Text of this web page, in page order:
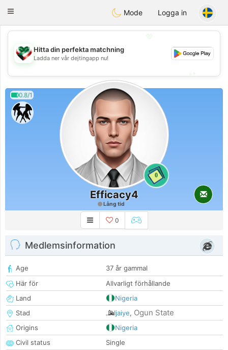
KuwaitChat
Toggle
Mode Logga in
💖
💕
Hitta din perfekta matchning
Ladda ner vår dejtingapp nu!
0.8/1
0
Efficacy4
Lång tid
0
Medlemsinformation
Age
37 år gammal
Här för
Allvarligt förhållande
Land
Nigeria
Stad
Ijaiye, Ogun State
Origins
Nigeria
Civil status
Single